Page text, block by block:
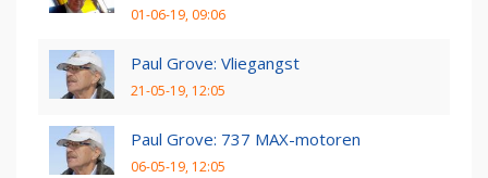
01-06-19, 09:06
Paul Grove: Vliegangst
21-05-19, 12:05
Paul Grove: 737 MAX-motoren
06-05-19, 12:05